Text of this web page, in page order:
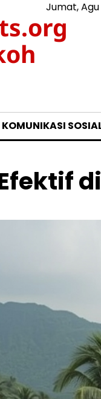
Jumat,
KOMUNIKASI